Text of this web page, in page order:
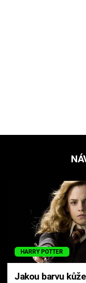
HARRY POTTER
Jakou barvu